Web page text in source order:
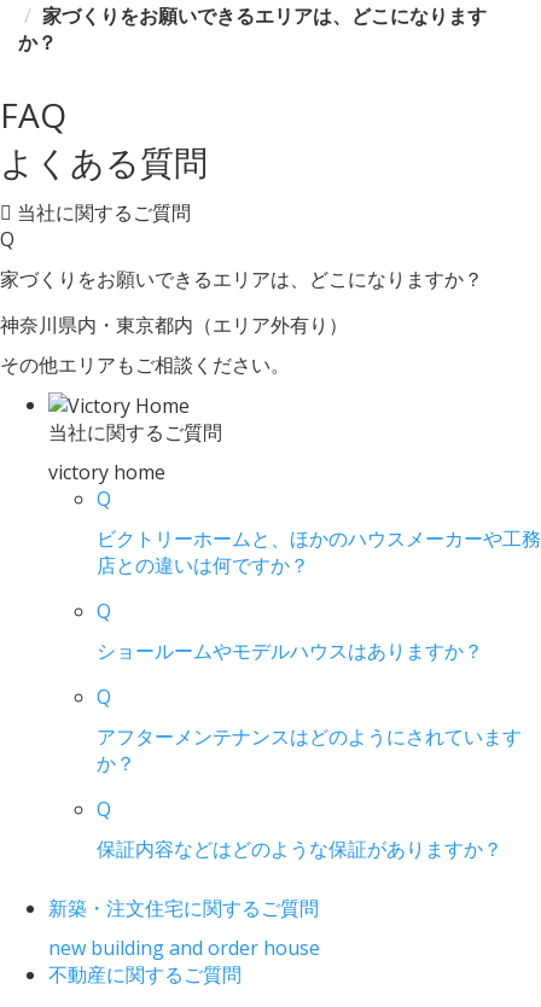
家づくりをお願いできるエリアは、どこになります
か？
FAQ
よくある質問
当社に関するご質問
Q
家づくりをお願いできるエリアは、どこになりますか？
神奈川県内・東京都内（エリア外有り）
その他エリアもご相談ください。
当社に関するご質問
victory home
Q
ビクトリーホームと、ほかのハウスメーカーや工務
店との違いは何ですか？
Q
ショールームやモデルハウスはありますか？
Q
アフターメンテナンスはどのようにされています
か？
Q
保証内容などはどのような保証がありますか？
新築・注文住宅に関するご質問
new building and order house
不動産に関するご質問